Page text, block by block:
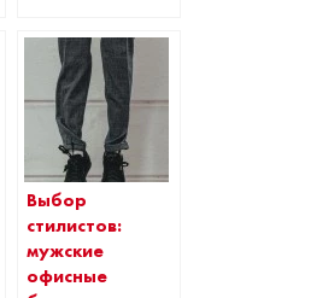
Выбор
стилистов:
мужские
офисные